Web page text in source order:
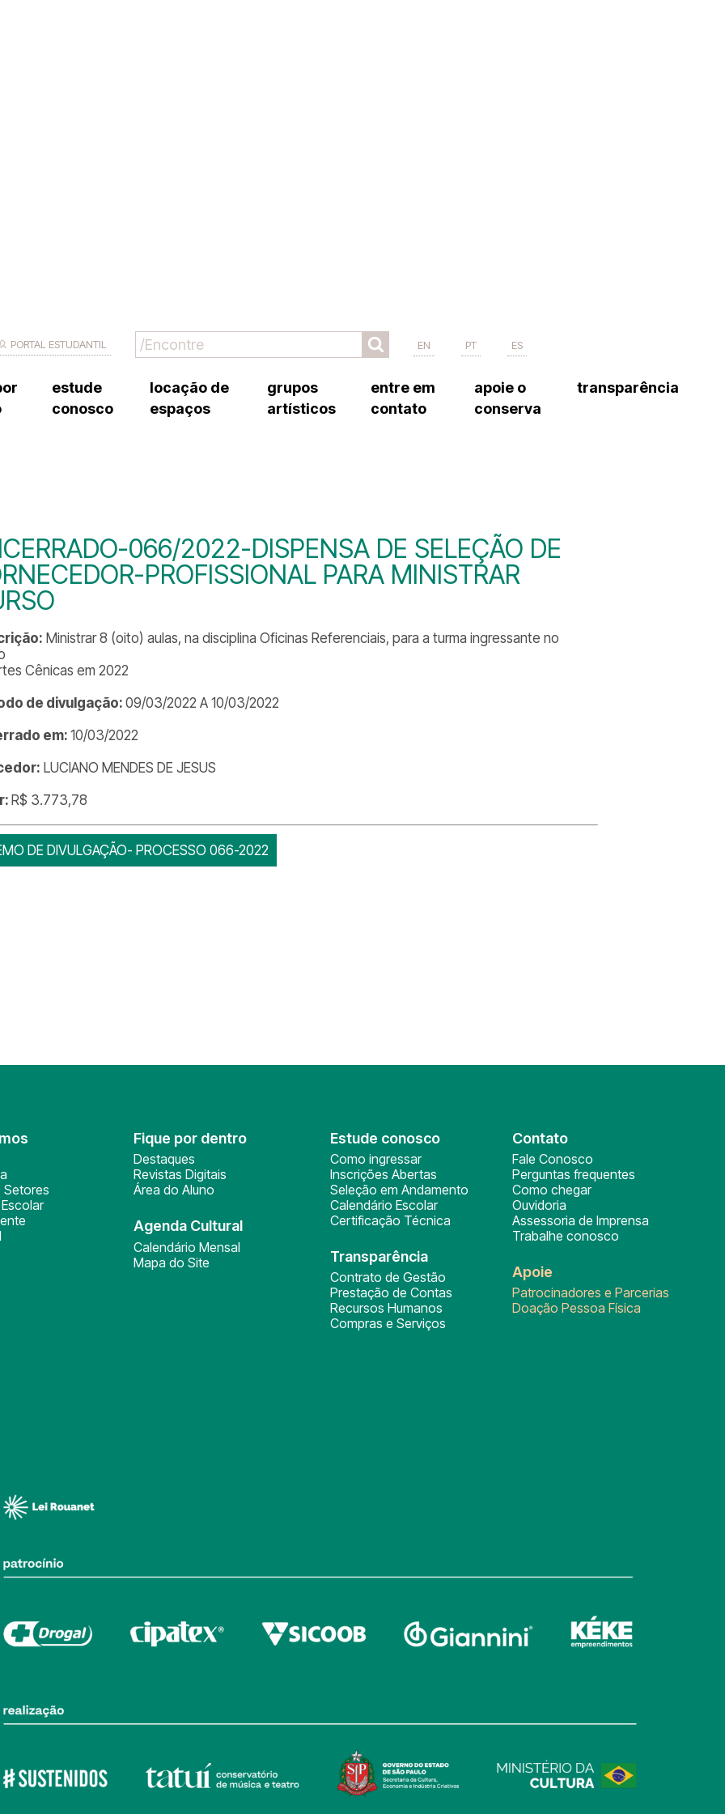
PORTAL ESTUDANTIL EN PT ES
estude
conosco
locação de
espaços
grupos
artísticos
entre em
contato
assessoria de imprensa
trabalhe conosco
apoie o
conserva
transparência
066/2022-DISPENSA DE SELEÇÃO DE
PROFISSIONAL PARA MINISTRAR
Ministrar 8 (oito) aulas, na disciplina Oficinas Referenciais, para a turma ingressante no
Cênicas em 2022
de divulgação:09/03/2022 A 10/03/2022
em:10/03/2022
LUCIANO MENDES DE JESUS
R$ 3.773,78
DE DIVULGAÇÃO- PROCESSO 066-2022
Setores
Fique por dentro
Destaques
Revistas Digitais
Área do Aluno
Agenda Cultural
Calendário Mensal
Mapa do Site
Estude conosco
Como ingressar
Inscrições Abertas
Seleção em Andamento
Calendário Escolar
Certificação Técnica
Transparência
Contrato de Gestão
Prestação de Contas
Recursos Humanos
Compras e Serviços
Contato
Fale Conosco
Perguntas frequentes
Como chegar
Ouvidoria
Assessoria de Imprensa
Trabalhe conosco
Apoie
Patrocinadores e Parcerias
Doação Pessoa Física